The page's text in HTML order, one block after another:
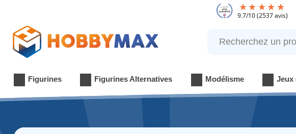
9.7
Recherchez un produit,
Figurines Figurines Alternatives Modélisme Jeux